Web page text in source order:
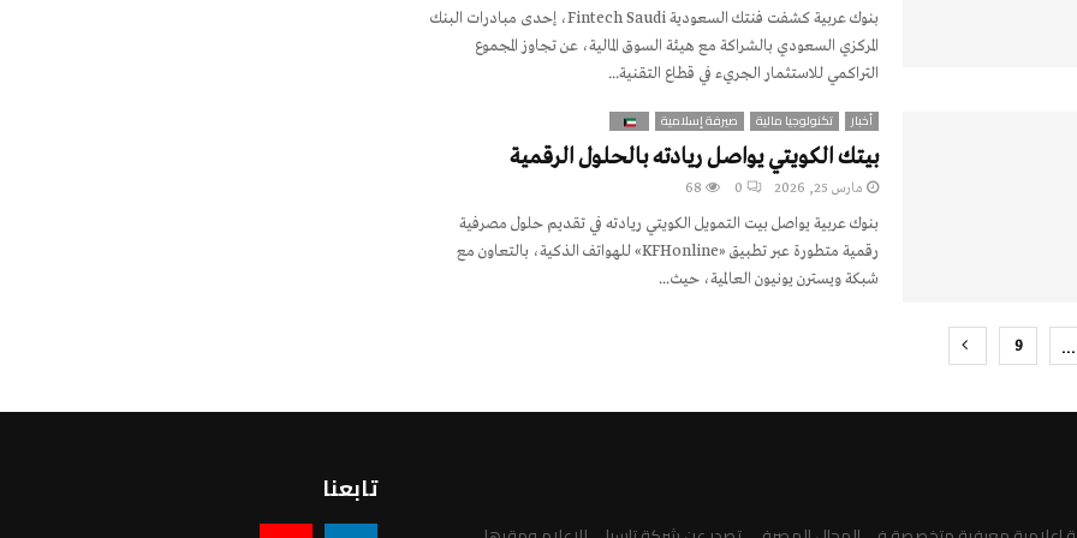
بنوك عربية كشفت فنتك السعودية Fintech Saudi، إحدى مبادرات البنك
المركزي السعودي بالشراكة مع هيئة السوق المالية، عن تجاوز المجموع
التراكمي للاستثمار الجريء في قطاع التقنية...
أخبار تكنولوجيا مالية صيرفة إسلامية
بيتك الكويتي يواصل ريادته بالحلول الرقمية
مارس 25, 2026 0
68
بنوك عربية يواصل بيت التمويل الكويتي ريادته في تقديم حلول مصرفية
رقمية متطورة عبر تطبيق «KFHonline» للهواتف الذكية، بالتعاون مع
شبكة ويسترن يونيون العالمية، حيث...
…
9
تابعنا